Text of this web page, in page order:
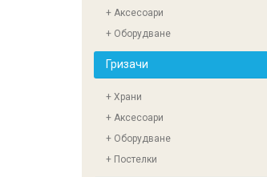
+ Аксесоари
+ Оборудване
Гризачи
+ Храни
+ Аксесоари
+ Оборудване
+ Постелки